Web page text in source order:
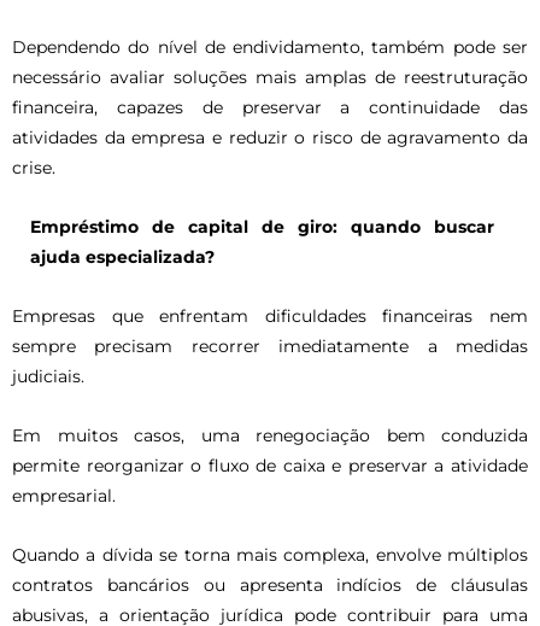
Dependendo do nível de endividamento, também pode ser
necessário avaliar soluções mais amplas de reestruturação
financeira, capazes de preservar a continuidade das
atividades da empresa e reduzir o risco de agravamento da
crise.
Empréstimo de capital de giro: quando buscar
ajuda especializada?
Empresas que enfrentam dificuldades financeiras nem
sempre precisam recorrer imediatamente a medidas
judiciais.
Em muitos casos, uma renegociação bem conduzida
permite reorganizar o fluxo de caixa e preservar a atividade
empresarial.
Quando a dívida se torna mais complexa, envolve múltiplos
contratos bancários ou apresenta indícios de cláusulas
abusivas, a orientação jurídica pode contribuir para uma